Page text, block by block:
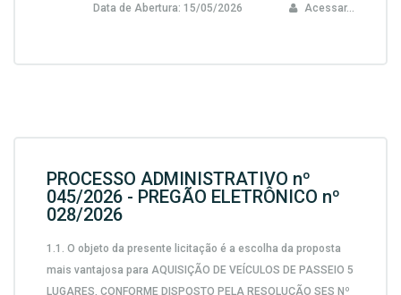
Data de Abertura: 15/05/2026 Acessar...
PROCESSO ADMINISTRATIVO nº
045/2026 - PREGÃO ELETRÔNICO nº
028/2026
1.1. O objeto da presente licitação é a escolha da proposta
mais vantajosa para AQUISIÇÃO DE VEÍCULOS DE PASSEIO 5
LUGARES, CONFORME DISPOSTO PELA RESOLUÇÃO SES Nº